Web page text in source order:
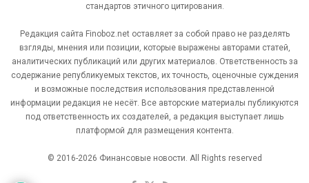
стандартов этичного цитирования.
Редакция сайта Finoboz.net оставляет за собой право не разделять
взгляды, мнения или позиции, которые выражены авторами статей,
аналитических публикаций или других материалов. Ответственность за
содержание републикуемых текстов, их точность, оценочные суждения
и возможные последствия использования представленной
информации редакция не несёт. Все авторские материалы публикуются
под ответственность их создателей, а редакция выступает лишь
платформой для размещения контента.
© 2016-2026 Финансовые новости. All Rights reserved